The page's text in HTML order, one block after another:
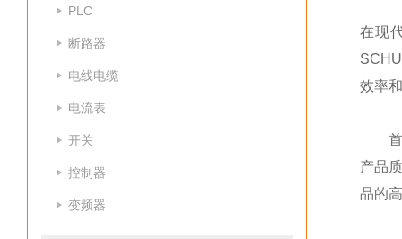
PLC
断路器
电线电缆
电流表
开关
控制器
变频器
在现
效率
首先
产品
品的